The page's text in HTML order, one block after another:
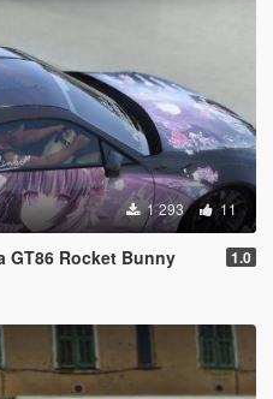
1 293 11
GT86 Rocket Bunny 1.0